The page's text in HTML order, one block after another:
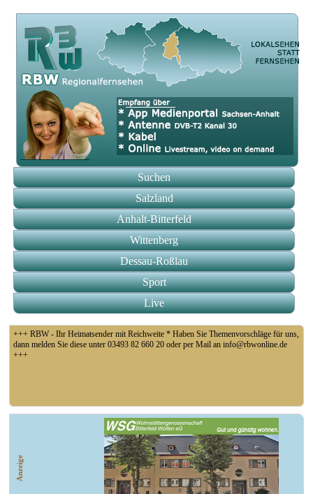
Suchen
Salzland
Anhalt-Bitterfeld
Wittenberg
Dessau-Roßlau
Sport
Live
+++ RBW - Ihr Heimatsender mit Reichweite * Haben Sie Themenvorschläge für uns,
dann melden Sie diese unter 03493 82 660 20 oder per Mail an info@rbwonline.de
+++
+++ Coswig: Die Elfähre Coswig hat wegen des geringen Wasserstands der Elbe den
Anzeige